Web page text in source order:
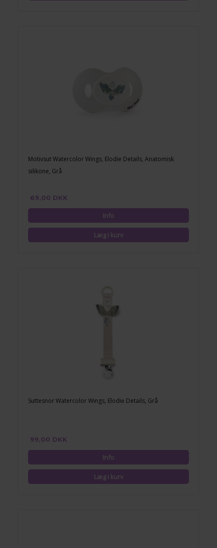
Motivsut Watercolor Wings, Elodie Details, Anatomisk
silikone, Grå
69,00 DKK
Suttesnor Watercolor Wings, Elodie Details, Grå
99,00 DKK